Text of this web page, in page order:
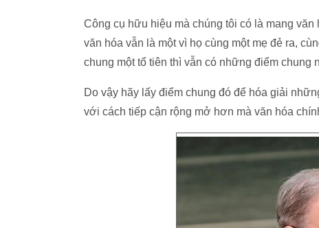
Công cụ hữu hiệu mà chúng tôi có là mang
văn hóa vẫn là một vì họ cùng một mẹ đẻ ra,
chung một tổ tiên thì vẫn có những điểm chung
Do vậy hãy lấy điểm chung đó để hóa giải
với cách tiếp cận rộng mở hơn mà văn hóa